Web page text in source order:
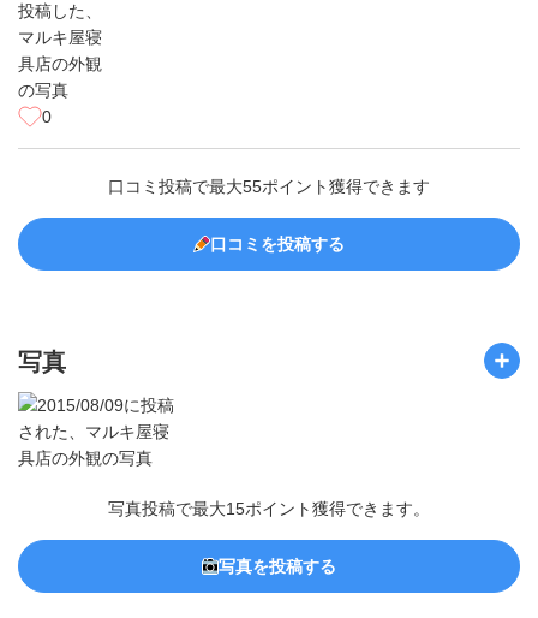
0
口コミ投稿で最大55ポイント獲得できます
口コミを投稿する
写真
写真投稿で最大15ポイント獲得できます。
写真を投稿する